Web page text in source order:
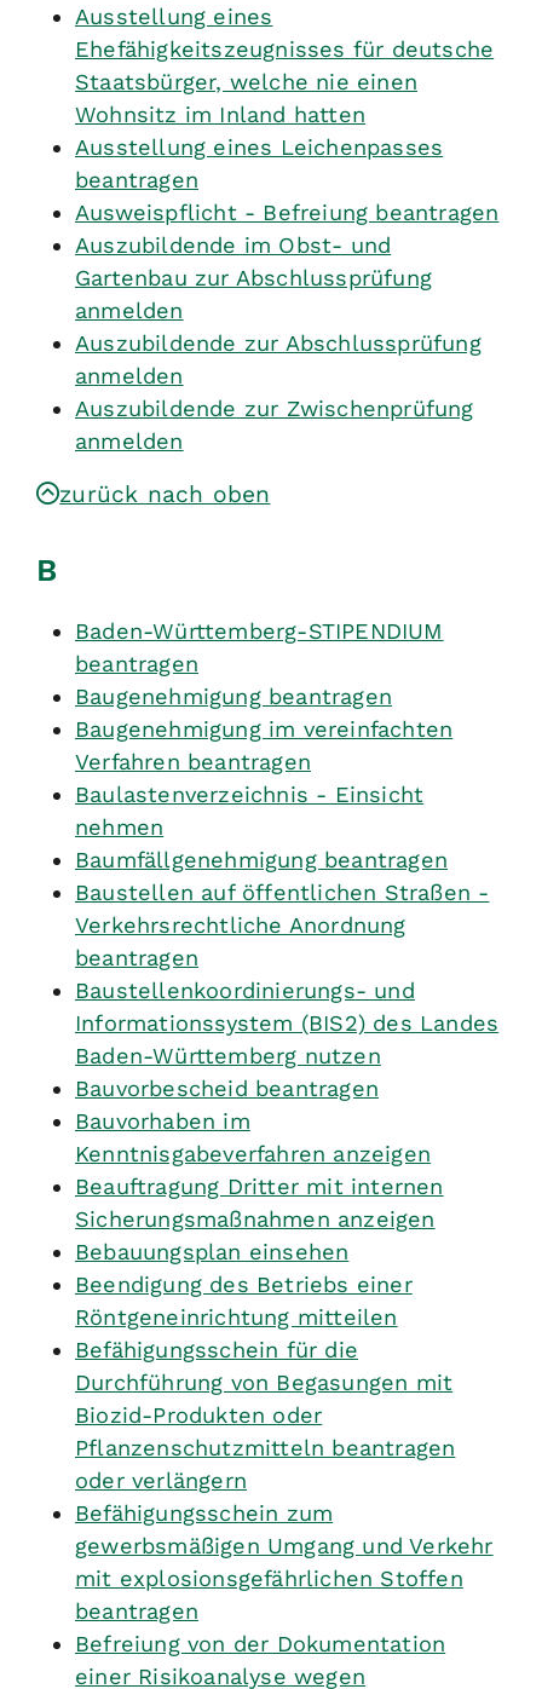
Ausstellung eines
Ehefähigkeitszeugnisses für deutsche
Staatsbürger, welche nie einen
Wohnsitz im Inland hatten
Ausstellung eines Leichenpasses
beantragen
Ausweispflicht - Befreiung beantragen
Auszubildende im Obst- und
Gartenbau zur Abschlussprüfung
anmelden
Auszubildende zur Abschlussprüfung
anmelden
Auszubildende zur Zwischenprüfung
anmelden
zurück nach oben
B
Baden-Württemberg-STIPENDIUM
beantragen
Baugenehmigung beantragen
Baugenehmigung im vereinfachten
Verfahren beantragen
Baulastenverzeichnis - Einsicht
nehmen
Baumfällgenehmigung beantragen
Baustellen auf öffentlichen Straßen -
Verkehrsrechtliche Anordnung
beantragen
Baustellenkoordinierungs- und
Informationssystem (BIS2) des Landes
Baden-Württemberg nutzen
Bauvorbescheid beantragen
Bauvorhaben im
Kenntnisgabeverfahren anzeigen
Beauftragung Dritter mit internen
Sicherungsmaßnahmen anzeigen
Bebauungsplan einsehen
Beendigung des Betriebs einer
Röntgeneinrichtung mitteilen
Befähigungsschein für die
Durchführung von Begasungen mit
Biozid-Produkten oder
Pflanzenschutzmitteln beantragen
oder verlängern
Befähigungsschein zum
gewerbsmäßigen Umgang und Verkehr
mit explosionsgefährlichen Stoffen
beantragen
Befreiung von der Dokumentation
einer Risikoanalyse wegen